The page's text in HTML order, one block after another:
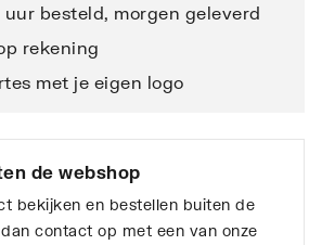
uur besteld, morgen geleverd
rekening
met je eigen logo
de webshop
bekijken en bestellen buiten de
contact op met een van onze